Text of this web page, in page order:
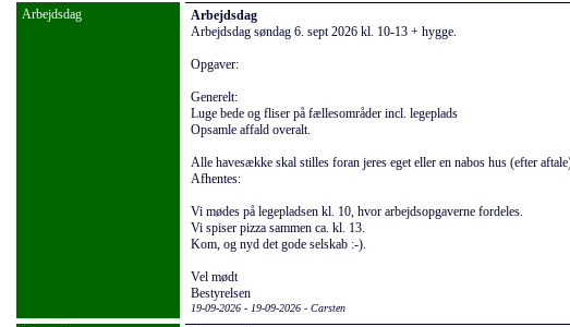
Arbejdsdag
Arbejdsdag
Arbejdsdag søndag 6. sept 2026 kl. 10-13 + hygge.
Opgaver:
Generelt:
Luge bede og fliser på fællesområder incl. legeplads
Opsamle affald overalt.
Alle havesække skal stilles foran jeres eget eller en nabos hus (efter
Afhentes:
Vi mødes på legepladsen kl. 10, hvor arbejdsopgaverne fordeles.
Vi spiser pizza sammen ca. kl. 13.
Kom, og nyd det gode selskab :-).
Vel mødt
Bestyrelsen
19-09-2026 - 19-09-2026 - Carsten